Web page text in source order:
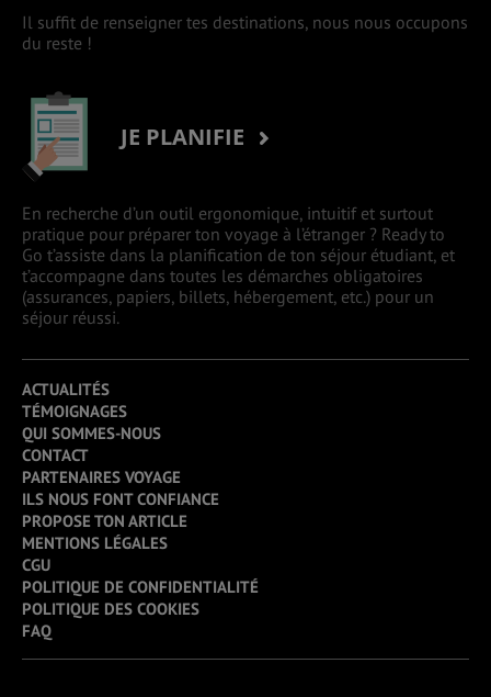
Il suffit de renseigner tes destinations, nous nous occupons
du reste !
JE PLANIFIE
En recherche d’un outil ergonomique, intuitif et surtout
pratique pour préparer ton voyage à l’étranger ? Ready to
Go t’assiste dans la planification de ton séjour étudiant, et
t’accompagne dans toutes les démarches obligatoires
(assurances, papiers, billets, hébergement, etc.) pour un
séjour réussi.
ACTUALITÉS
TÉMOIGNAGES
QUI SOMMES-NOUS
CONTACT
PARTENAIRES VOYAGE
ILS NOUS FONT CONFIANCE
PROPOSE TON ARTICLE
MENTIONS LÉGALES
CGU
POLITIQUE DE CONFIDENTIALITÉ
POLITIQUE DES COOKIES
FAQ